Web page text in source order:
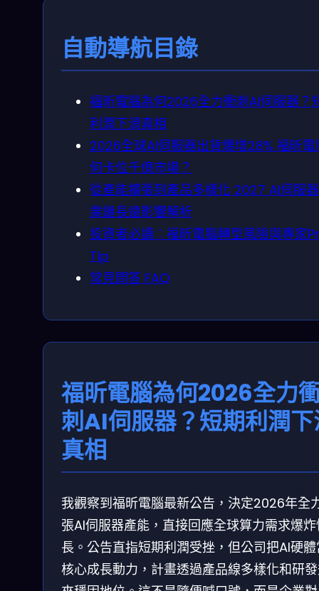
自動導航目錄
福昕電腦為何2026全力衝刺AI伺服器？
利潤下滑真相
2026全球AI伺服器出貨爆增28% 福昕電
何卡位千億市場？
從產能擴張到產品多樣化 2027 AI伺服
業鏈長遠影響解析
投資者必讀：福昕電腦轉型風險與專家
Tip
常見問答 FAQ
福昕電腦為何2026全力
刺AI伺服器？短期利潤
真相
我觀察到福昕電腦最新公告，決定2026年全
張AI伺服器產能，直接回應全球算力需求爆
長。公告直指短期利潤受挫，但公司把AI硬
核心成長動力，計畫透過產品線多樣化和研